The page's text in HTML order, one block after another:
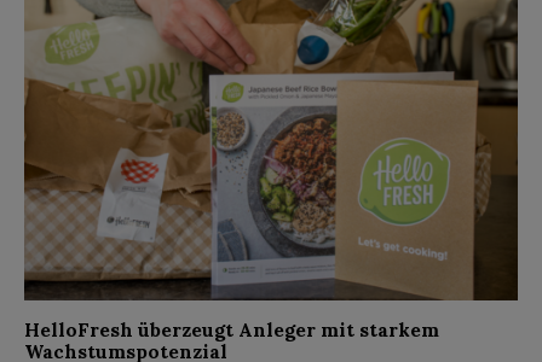
HelloFresh überzeugt Anleger mit starkem
Wachstumspotenzial